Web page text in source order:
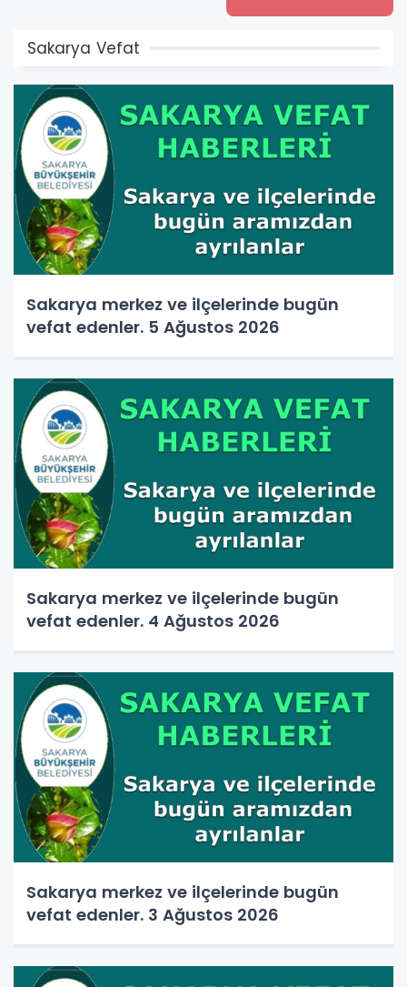
Sakarya Vefat
Sakarya merkez ve ilçelerinde bugün
vefat edenler. 5 Ağustos 2026
Sakarya merkez ve ilçelerinde bugün
vefat edenler. 4 Ağustos 2026
Sakarya merkez ve ilçelerinde bugün
vefat edenler. 3 Ağustos 2026